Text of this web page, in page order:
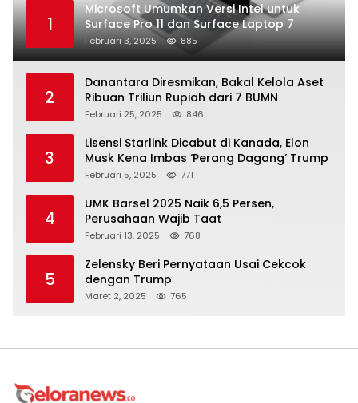
1
Microsoft Umumkan Versi Intel untuk
Surface Pro 11 dan Surface Laptop 7
Februari 3, 2025 885
2
Danantara Diresmikan, Bakal Kelola Aset
Ribuan Triliun Rupiah dari 7 BUMN
Februari 25, 2025 846
3
Lisensi Starlink Dicabut di Kanada, Elon
Musk Kena Imbas ‘Perang Dagang’ Trump
Februari 5, 2025 771
4
UMK Barsel 2025 Naik 6,5 Persen,
Perusahaan Wajib Taat
Februari 13, 2025 768
5
Zelensky Beri Pernyataan Usai Cekcok
dengan Trump
Maret 2, 2025 765